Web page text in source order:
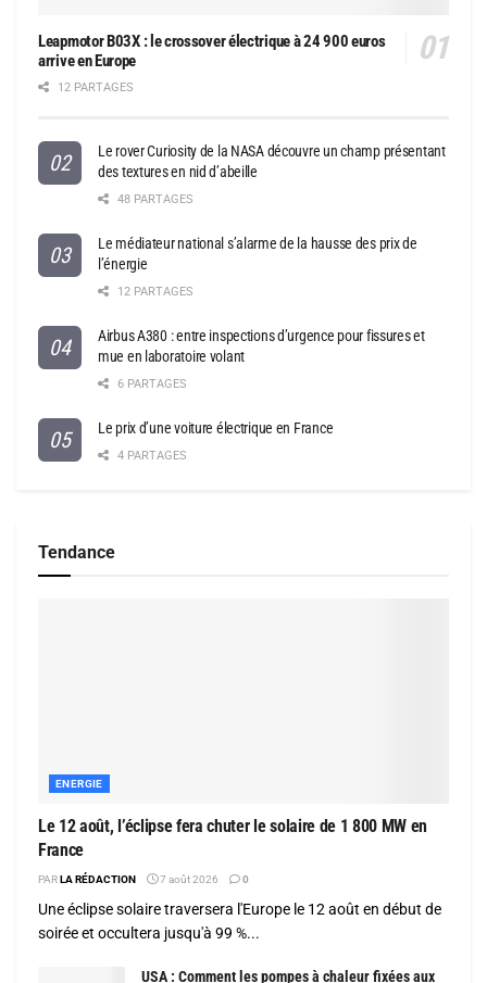
Leapmotor B03X : le crossover électrique à 24 900 euros
arrive en Europe
12 PARTAGES
Le rover Curiosity de la NASA découvre un champ présentant
des textures en nid d’abeille
48 PARTAGES
Le médiateur national s’alarme de la hausse des prix de
l’énergie
12 PARTAGES
Airbus A380 : entre inspections d’urgence pour fissures et
mue en laboratoire volant
6 PARTAGES
Le prix d’une voiture électrique en France
4 PARTAGES
Tendance
ENERGIE
Le 12 août, l’éclipse fera chuter le solaire de 1 800 MW en
France
PARLA RÉDACTION 7 août 2026 0
Une éclipse solaire traversera l'Europe le 12 août en début de
soirée et occultera jusqu'à 99 %...
USA : Comment les pompes à chaleur fixées aux